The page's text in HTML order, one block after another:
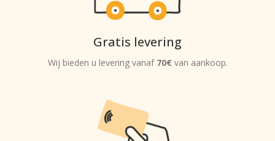
Gratis levering
Wij bieden u levering vanaf 70€ van aankoop.